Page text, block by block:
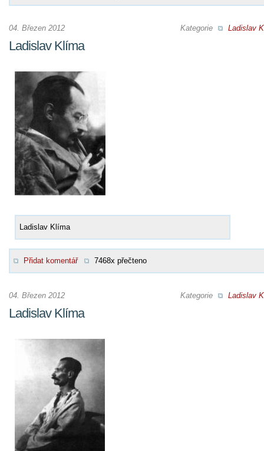
Kategorie Ladislav
04. Březen 2012
Ladislav Klíma
Ladislav Klíma
Přidat komentář 7468x přečteno
Kategorie Ladislav
04. Březen 2012
Ladislav Klíma